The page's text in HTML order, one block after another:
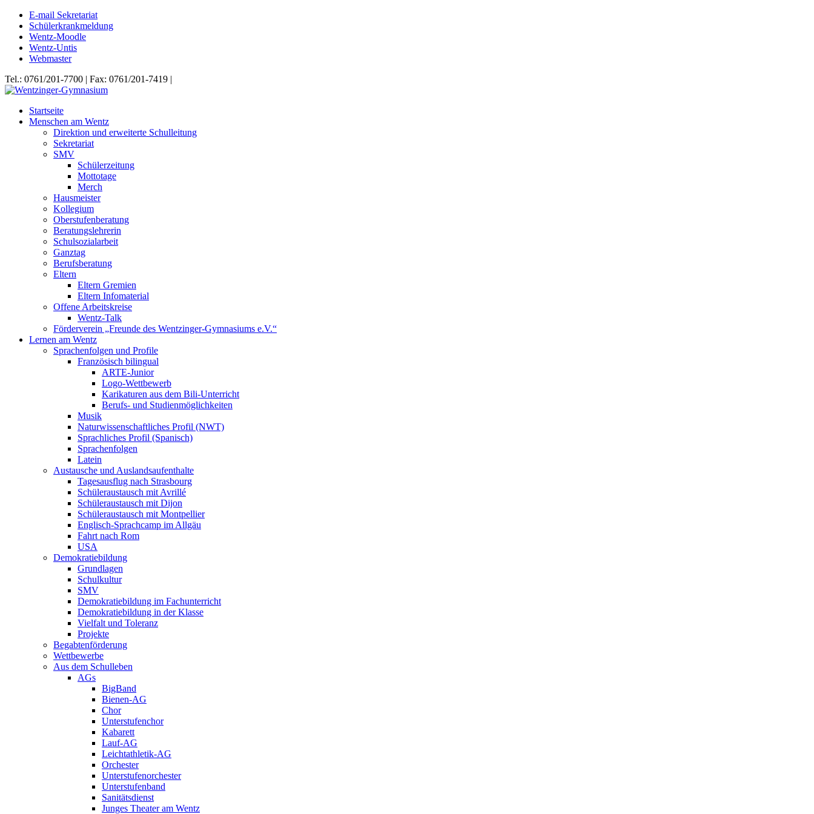
E-mail Sekretariat
Schülerkrankmeldung
Wentz-Moodle
Wentz-Untis
Webmaster
Tel.: 0761/201-7700 | Fax: 0761/201-7419 |
Startseite
Menschen am Wentz
Direktion und erweiterte Schulleitung
Sekretariat
SMV
Schülerzeitung
Mottotage
Merch
Hausmeister
Kollegium
Oberstufenberatung
Beratungslehrerin
Schulsozialarbeit
Ganztag
Berufsberatung
Eltern
Eltern Gremien
Eltern Infomaterial
Offene Arbeitskreise
Wentz-Talk
Förderverein „Freunde des Wentzinger-Gymnasiums e.V.“
Lernen am Wentz
Sprachenfolgen und Profile
Französisch bilingual
ARTE-Junior
Logo-Wettbewerb
Karikaturen aus dem Bili-Unterricht
Berufs- und Studienmöglichkeiten
Musik
Naturwissenschaftliches Profil (NWT)
Sprachliches Profil (Spanisch)
Sprachenfolgen
Latein
Austausche und Auslandsaufenthalte
Tagesausflug nach Strasbourg
Schüleraustausch mit Avrillé
Schüleraustausch mit Dijon
Schüleraustausch mit Montpellier
Englisch-Sprachcamp im Allgäu
Fahrt nach Rom
USA
Demokratiebildung
Grundlagen
Schulkultur
SMV
Demokratiebildung im Fachunterricht
Demokratiebildung in der Klasse
Vielfalt und Toleranz
Projekte
Begabtenförderung
Wettbewerbe
Aus dem Schulleben
AGs
BigBand
Bienen-AG
Chor
Unterstufenchor
Kabarett
Lauf-AG
Leichtathletik-AG
Orchester
Unterstufenorchester
Unterstufenband
Sanitätsdienst
Junges Theater am Wentz